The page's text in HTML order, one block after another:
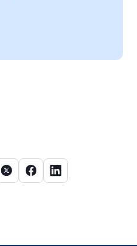
Sdílet článek na X
Sdílet článek na Facebooku
Sdílet článek na